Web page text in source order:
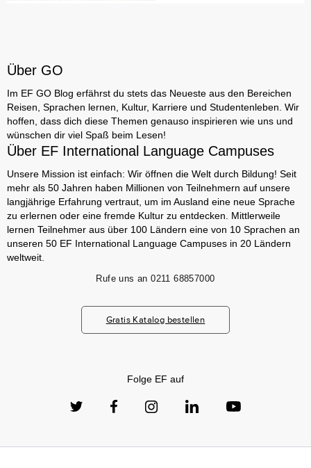
Über GO
Im EF GO Blog erfährst du stets das Neueste aus den Bereichen
Reisen, Sprachen lernen, Kultur, Karriere und Studentenleben. Wir
hoffen, dass dich diese Themen genauso inspirieren wie uns und
wünschen dir viel Spaß beim Lesen!
Über EF International Language Campuses
Unsere Mission ist einfach: Wir öffnen die Welt durch Bildung! Seit
mehr als 50 Jahren haben Millionen von Teilnehmern auf unsere
langjährige Erfahrung vertraut, um im Ausland eine neue Sprache
zu erlernen oder eine fremde Kultur zu entdecken. Mittlerweile
lernen Teilnehmer aus über 100 Ländern eine von 10 Sprachen an
unseren 50 EF International Language Campuses in 20 Ländern
weltweit.
Rufe uns an 0211 68857000
Gratis Katalog bestellen
Folge EF auf